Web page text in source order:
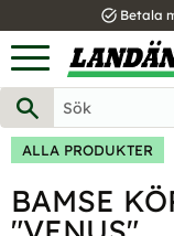
Meny
task_alt Betala
ALLA PRODUKTER
BAMSE